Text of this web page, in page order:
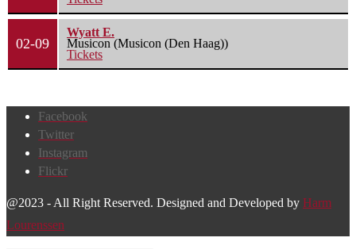
02-09
Wyatt E.
Musicon (Musicon (Den Haag))
Tickets
Facebook
Twitter
Instagram
Flickr
@2023 - All Right Reserved. Designed and Developed by Harm
Lourenssen